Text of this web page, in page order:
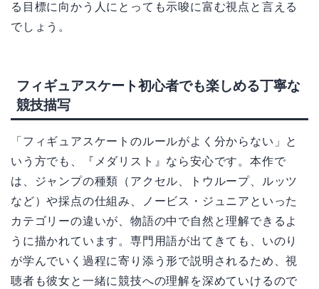
る目標に向かう人にとっても示唆に富む視点と言える
でしょう。
フィギュアスケート初心者でも楽しめる丁寧な
競技描写
「フィギュアスケートのルールがよく分からない」と
いう方でも、『メダリスト』なら安心です。本作で
は、ジャンプの種類（アクセル、トウループ、ルッツ
など）や採点の仕組み、ノービス・ジュニアといった
カテゴリーの違いが、物語の中で自然と理解できるよ
うに描かれています。専門用語が出てきても、いのり
が学んでいく過程に寄り添う形で説明されるため、視
聴者も彼女と一緒に競技への理解を深めていけるので